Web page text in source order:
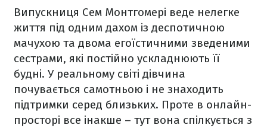
Випускниця Сем Монтгомері веде нелегке
життя під одним дахом із деспотичною
мачухою та двома егоїстичними зведеними
сестрами, які постійно ускладнюють її
будні. У реальному світі дівчина
почувається самотньою і не знаходить
підтримки серед близьких. Проте в онлайн-
просторі все інакше – тут вона спілкується з